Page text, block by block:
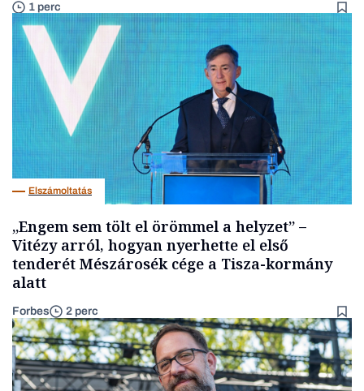
1 perc
Elszámoltatás
„Engem sem tölt el örömmel a helyzet” –
Vitézy arról, hogyan nyerhette el első
tenderét Mészárosék cége a Tisza-kormány
alatt
Forbes 2 perc